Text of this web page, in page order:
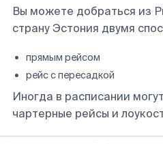
Вы можете добраться из
страну Эстония двумя
прямым рейсом
рейс с пересадкой
Иногда в расписании
чартерные рейсы и